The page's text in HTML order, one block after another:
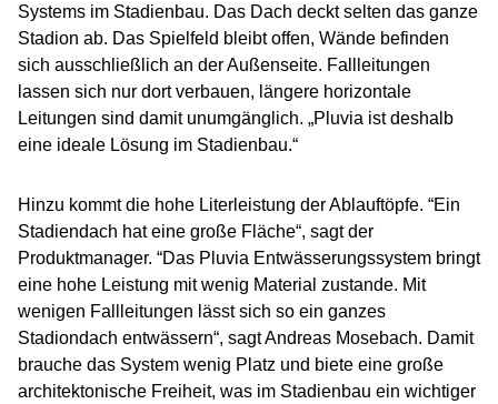
Systems im Stadienbau. Das Dach deckt selten das ganze
Stadion ab. Das Spielfeld bleibt offen, Wände befinden
sich ausschließlich an der Außenseite. Fallleitungen
lassen sich nur dort verbauen, längere horizontale
Leitungen sind damit unumgänglich. „Pluvia ist deshalb
eine ideale Lösung im Stadienbau.“
Hinzu kommt die hohe Literleistung der Ablauftöpfe. “Ein
Stadiendach hat eine große Fläche“, sagt der
Produktmanager. “Das Pluvia Entwässerungssystem bringt
eine hohe Leistung mit wenig Material zustande. Mit
wenigen Fallleitungen lässt sich so ein ganzes
Stadiondach entwässern“, sagt Andreas Mosebach. Damit
brauche das System wenig Platz und biete eine große
architektonische Freiheit, was im Stadienbau ein wichtiger